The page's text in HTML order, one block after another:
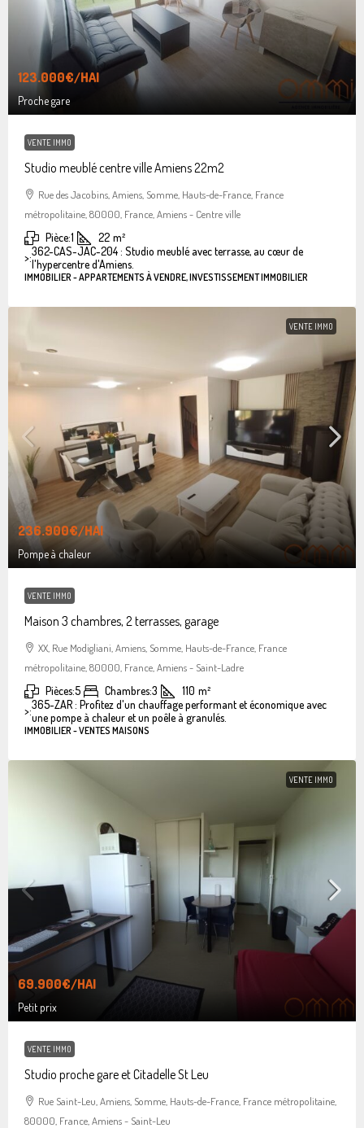
123.000€/HAI
Proche gare
VENTE IMMO
Studio meublé centre ville Amiens 22m2
Rue des Jacobins, Amiens, Somme, Hauts-de-France, France
métropolitaine, 80000, France, Amiens - Centre ville
Pièce:1 22 m²
>:362-CAS-JAC-204 : Studio meublé avec terrasse, au cœur de
l'hypercentre d'Amiens.
IMMOBILIER - APPARTEMENTS À VENDRE, INVESTISSEMENT IMMOBILIER
VENTE IMMO
236.900€/HAI
Pompe à chaleur
VENTE IMMO
Maison 3 chambres, 2 terrasses, garage
XX, Rue Modigliani, Amiens, Somme, Hauts-de-France, France
métropolitaine, 80000, France, Amiens - Saint-Ladre
Pièces:5 Chambres:3 110 m²
>:365-ZAR : Profitez d'un chauffage performant et économique avec
une pompe à chaleur et un poêle à granulés.
IMMOBILIER - VENTES MAISONS
VENTE IMMO
69.900€/HAI
Petit prix
VENTE IMMO
Studio proche gare et Citadelle St Leu
Rue Saint-Leu, Amiens, Somme, Hauts-de-France, France métropolitaine,
80000, France, Amiens - Saint-Leu